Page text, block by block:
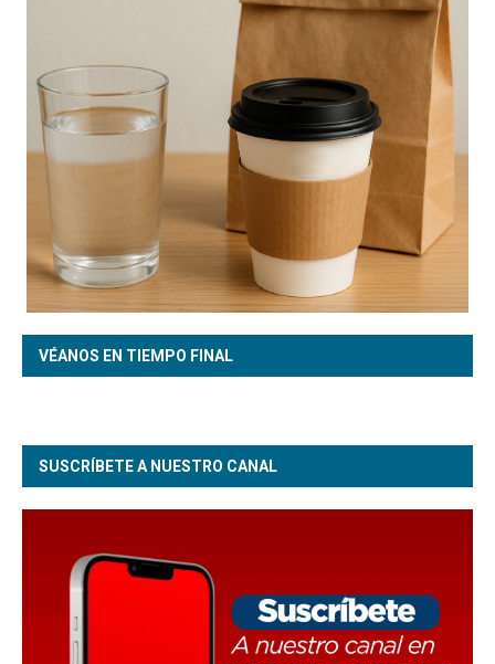
VÉANOS EN TIEMPO FINAL
SUSCRÍBETE A NUESTRO CANAL